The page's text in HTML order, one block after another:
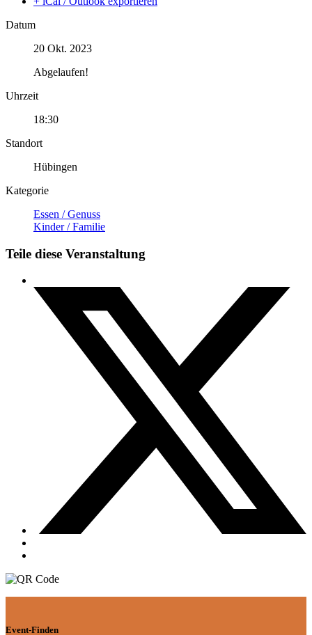
Datum
20 Okt. 2023
Abgelaufen!
Uhrzeit
18:30
Standort
Hübingen
Kategorie
Essen / Genuss
Kinder / Familie
Teile diese Veranstaltung
Event-Finden